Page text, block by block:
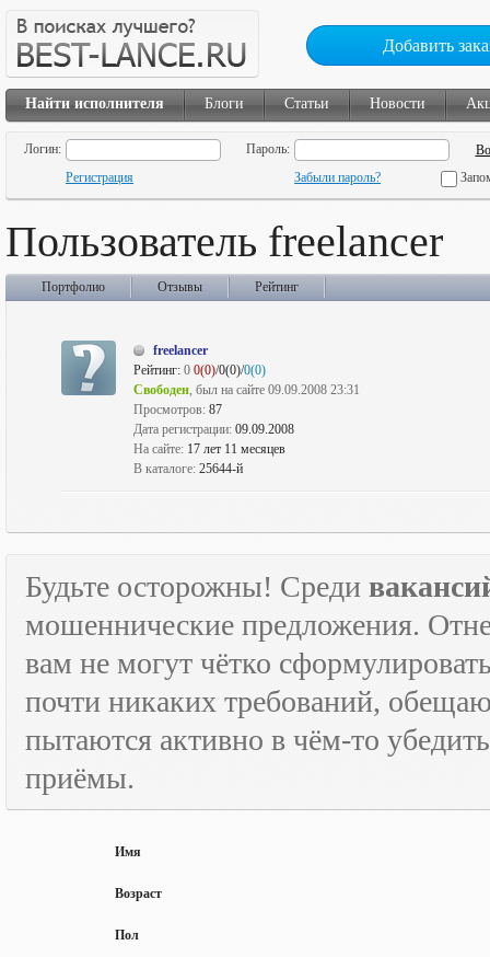
Добавить
Найти исполнителя Блоги Статьи Новости
Логин:
Пароль:
Регистрация
Забыли пароль?
Пользователь freelancer
Портфолио Отзывы Рейтинг
freelancer
Рейтинг: 0 0(0)/0(0)/0(0)
Свободен, был на сайте 09.09.2008 23:31
Просмотров: 87
Дата регистрации: 09.09.2008
На сайте: 17 лет 11 месяцев
В каталоге: 25644-й
Будьте осторожны! Среди
мошеннические предложения.
вам не могут чётко
почти никаких требований,
пытаются активно в чём-то
приёмы.
Имя
Возраст
Пол